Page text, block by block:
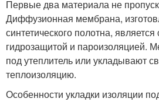
Первые два материала не
Диффузионная мембрана,
синтетического полотна,
гидрозащитой и пароизоляцией.
под утеплитель или укладывают
теплоизоляцию.
Особенности укладки изоляции